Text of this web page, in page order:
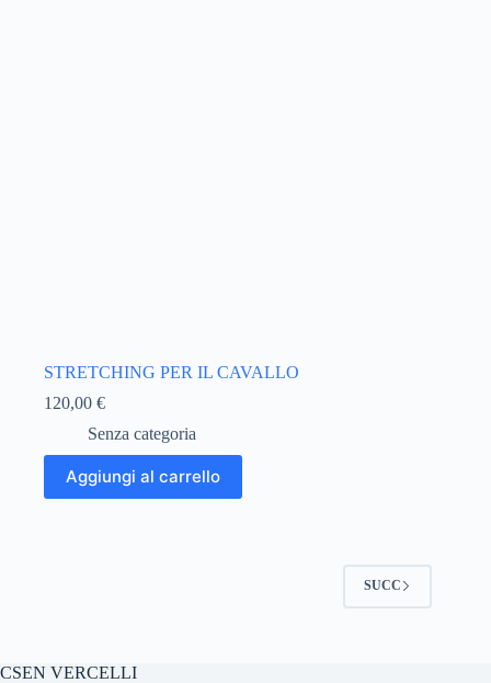
STRETCHING PER IL CAVALLO
120,00 €
Senza categoria
Aggiungi al carrello
SUCC
CSEN VERCELLI